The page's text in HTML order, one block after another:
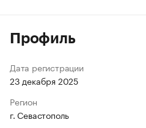
Профиль
Дата регистрации
23 декабря 2025
Регион
г. Севастополь